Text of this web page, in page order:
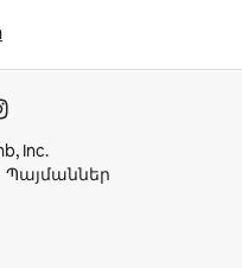
Inc.
Պայմաններ